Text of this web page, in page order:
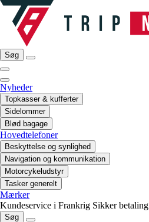
Søg
Nyheder
Topkasser & kufferter
Sidelommer
Blød bagage
Hovedtelefoner
Beskyttelse og synlighed
Navigation og kommunikation
Motorcykeludstyr
Tasker generelt
Mærker
Kundeservice i Frankrig Sikker betaling
Søg